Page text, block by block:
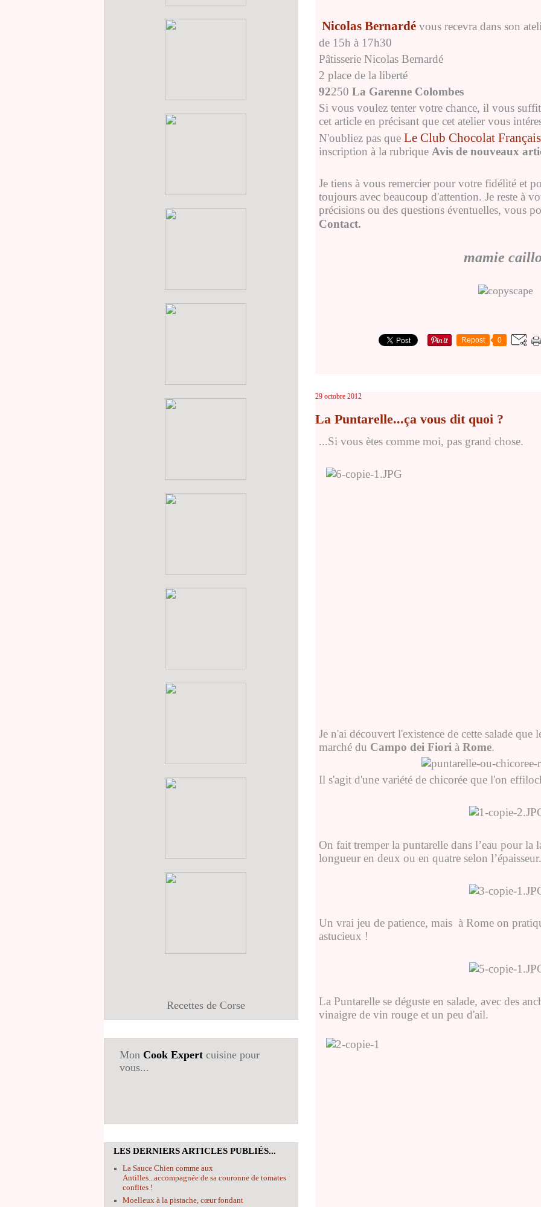
Recettes de Corse
Mon Cook Expert cuisine pour
vous...
LES DERNIERS ARTICLES PUBLIÉS...
La Sauce Chien comme aux
Antilles...accompagnée de sa couronne de tomates
confites !
Moelleux à la pistache, cœur fondant
Nicolas Bernardé vous recevra dans son
de 15h à 17h30
Pâtisserie Nicolas Bernardé
2 place de la liberté
92250 La Garenne Colombes
Si vous voulez tenter votre chance, il vous
cet article en précisant que cet atelier vous
N'oubliez pas que Le Club Chocolat Français
inscription à la rubrique Avis de nouveaux
Je tiens à vous remercier pour votre fidélité et
toujours avec beaucoup d'attention. Je reste à
précisions ou des questions éventuelles, vous
Contact.
mamie
Repost 0
29 octobre 2012
La Puntarelle...ça vous dit quoi ?
...Si vous ètes comme moi, pas grand chose.
Je n'ai découvert l'existence de cette salade que
marché du Campo dei Fiori à Rome.
Il s'agit d'une variété de chicorée que l'on
On fait tremper la puntarelle dans l’eau pour la
longueur en deux ou en quatre selon l’épaisseur.
Un vrai jeu de patience, mais à Rome on
astucieux !
La Puntarelle se déguste en salade, avec des
vinaigre de vin rouge et un peu d'ail.